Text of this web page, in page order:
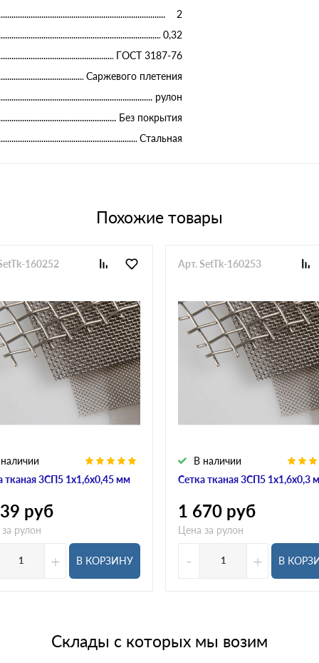
2
0,32
ГОСТ 3187-76
Саржевого плетения
рулон
Без покрытия
Стальная
Похожие товары
тканая 3СП5 1х1,6х0,45 мм
160252
руб
рулон
+ В КОРЗИНУ
Сетка тканая 3СП5 1х1,6х0,3
В наличии
Арт. SetTk-160253
1 670 руб
Цена за рулон
- + В
Склады с которых мы возим